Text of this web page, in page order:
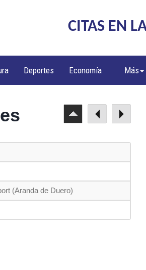
CITAS EN
Deportes Economía Más
(Aranda de Duero)